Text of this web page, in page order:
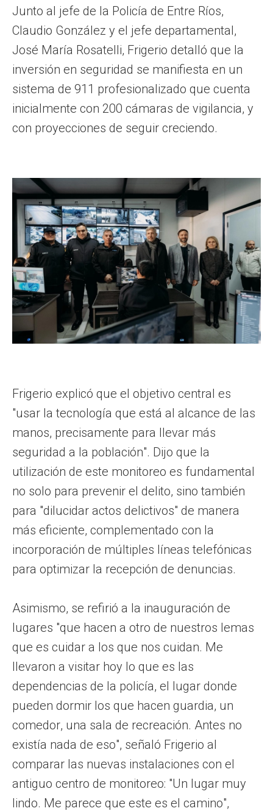
Junto al jefe de la Policía de Entre Ríos,
Claudio González y el jefe departamental,
José María Rosatelli, Frigerio detalló que la
inversión en seguridad se manifiesta en un
sistema de 911 profesionalizado que cuenta
inicialmente con 200 cámaras de vigilancia, y
con proyecciones de seguir creciendo.
Frigerio explicó que el objetivo central es
"usar la tecnología que está al alcance de las
manos, precisamente para llevar más
seguridad a la población". Dijo que la
utilización de este monitoreo es fundamental
no solo para prevenir el delito, sino también
para "dilucidar actos delictivos" de manera
más eficiente, complementado con la
incorporación de múltiples líneas telefónicas
para optimizar la recepción de denuncias.
Asimismo, se refirió a la inauguración de
lugares "que hacen a otro de nuestros lemas
que es cuidar a los que nos cuidan. Me
llevaron a visitar hoy lo que es las
dependencias de la policía, el lugar donde
pueden dormir los que hacen guardia, un
comedor, una sala de recreación. Antes no
existía nada de eso", señaló Frigerio al
comparar las nuevas instalaciones con el
antiguo centro de monitoreo: "Un lugar muy
lindo. Me parece que este es el camino",